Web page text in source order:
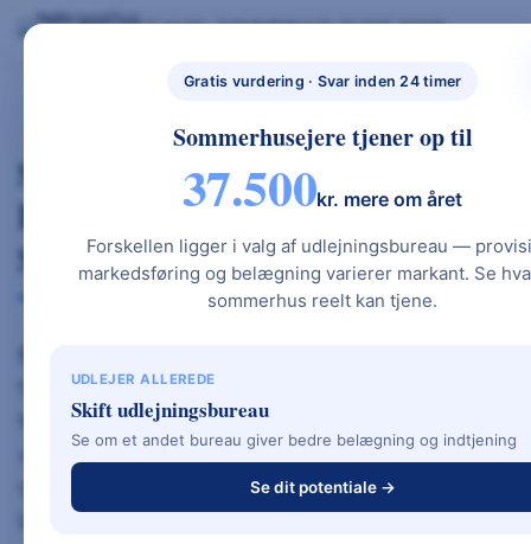
Gratis vurdering · Svar inden 24 timer
Sommerhusejere tjener op til
37.500kr. mere om året
Forskellen ligger i valg af udlejningsbureau —
markedsføring og belægning varierer markant. Se
sommerhus reelt kan tjene.
UDLEJER ALLEREDE
Skift udlejningsbureau
Se om et andet bureau giver bedre belægning og indtjening
Se dit potentiale →
NYBYGGETHU
BYG NYT HUS & UDLEJ DIT SOMMERHUS – GUIDES, PRISER OG BEREGNERE".BYG NYT HUS SOMMERHUS GUIDE 2026
Søgård Byg A/S – Lokalt
Byggefirma I Aabenraa Med
Stærk Totalentreprise Og Kvalitet
firmanavn inden for boligbyggeri i Sønderjylland.
Med base i Tureby nær Aabenraa har de siden
virksomhedens opstart arbejdet med både
totalentreprise, tilbygninger og individuelle